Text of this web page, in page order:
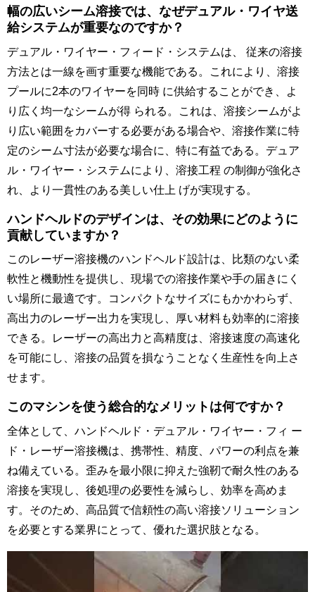
幅の広いシーム溶接では、なぜデュアル・ワイヤ送
給システムが重要なのですか？
デュアル・ワイヤー・フィード・システムは、 従来の溶接
方法とは一線を画す重要な機能である。これにより、溶接
プールに2本のワイヤーを同時 に供給することができ、よ
り広く均一なシームが得 られる。これは、溶接シームがよ
り広い範囲をカバーする必要がある場合や、溶接作業に特
定のシーム寸法が必要な場合に、特に有益である。デュア
ル・ワイヤー・システムにより、溶接工程 の制御が強化さ
れ、より一貫性のある美しい仕上 げが実現する。
ハンドヘルドのデザインは、その効果にどのように
貢献していますか？
このレーザー溶接機のハンドヘルド設計は、比類のない柔
軟性と機動性を提供し、現場での溶接作業や手の届きにく
い場所に最適です。コンパクトなサイズにもかかわらず、
高出力のレーザー出力を実現し、厚い材料も効率的に溶接
できる。レーザーの高出力と高精度は、溶接速度の高速化
を可能にし、溶接の品質を損なうことなく生産性を向上さ
せます。
このマシンを使う総合的なメリットは何ですか？
全体として、ハンドヘルド・デュアル・ワイヤー・フィ ー
ド・レーザー溶接機は、携帯性、精度、パワーの利点を兼
ね備えている。歪みを最小限に抑えた強靭で耐久性のある
溶接を実現し、後処理の必要性を減らし、効率を高めま
す。そのため、高品質で信頼性の高い溶接ソリューション
を必要とする業界にとって、優れた選択肢となる。